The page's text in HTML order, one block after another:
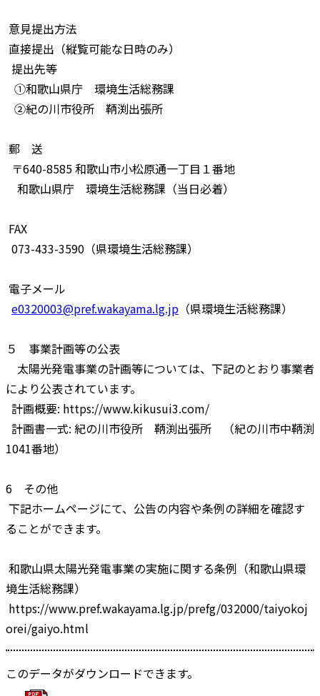
意見提出方法
直接提出（縦覧可能な日時のみ）
提出先等
①和歌山県庁 環境生活総務課
②紀の川市役所 鞆渕出張所
郵 送
〒640-8585 和歌山市小松原通一丁目１番地
和歌山県庁 環境生活総務課（当日必着）
FAX
073-433-3590（県環境生活総務課）
電子メール
e0320003@pref.wakayama.lg.jp （県環境生活総務課）
５ 事業計画等の公表
太陽光発電事業の計画等については、下記のとおり事業者
により公表されています。
計画概要: https://www.kikusui3.com/
計画書一式: 紀の川市役所 鞆渕出張所 （紀の川市中鞆渕
1041番地）
6 その他
下記ホームページにて、公告の内容や条例の詳細を確認す
ることができます。
和歌山県太陽光発電事業の実施に関する条例（和歌山県環
境生活総務課）
https://www.pref.wakayama.lg.jp/prefg/032000/taiyokoj
orei/gaiyo.html
このデータがダウンロードできます。